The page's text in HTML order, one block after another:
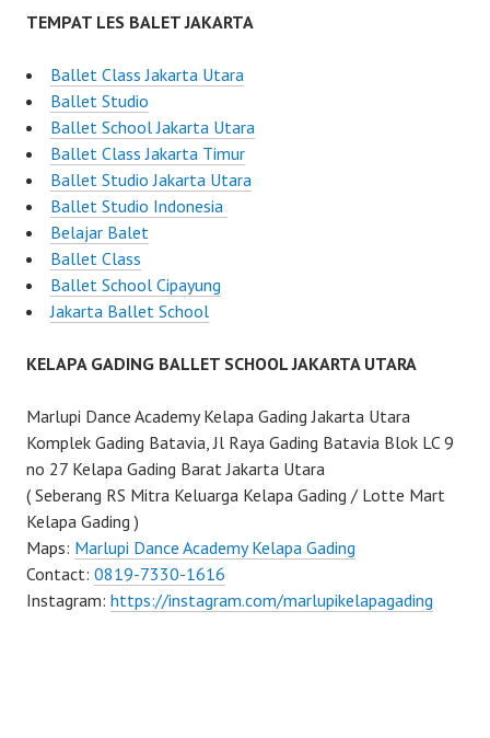
TEMPAT LES BALET JAKARTA
Ballet Class Jakarta Utara
Ballet Studio
Ballet School Jakarta Utara
Ballet Class Jakarta Timur
Ballet Studio Jakarta Utara
Ballet Studio Indonesia
Belajar Balet
Ballet Class
Ballet School Cipayung
Jakarta Ballet School
KELAPA GADING BALLET SCHOOL JAKARTA UTARA
Marlupi Dance Academy Kelapa Gading Jakarta Utara
Komplek Gading Batavia, Jl Raya Gading Batavia Blok LC 9
no 27 Kelapa Gading Barat Jakarta Utara
( Seberang RS Mitra Keluarga Kelapa Gading / Lotte Mart
Kelapa Gading )
Maps: Marlupi Dance Academy Kelapa Gading
Contact: 0819-7330-1616
Instagram: https://instagram.com/marlupikelapagading